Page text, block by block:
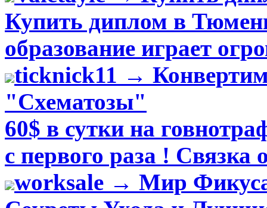
Купить диплом в
образование играет
ticknick11 →
"Схематозы"
60$ в сутки на
с первого раза ! Связка
worksale → Мир